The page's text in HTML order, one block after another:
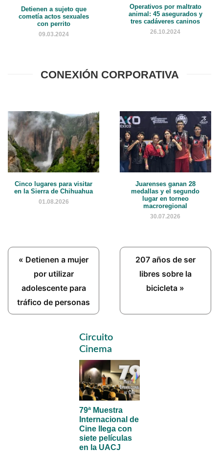
Detienen a sujeto que
cometía actos sexuales
con perrito
09.03.2024
Operativos por maltrato
animal: 45 asegurados y
tres cadáveres caninos
26.10.2024
CONEXIÓN CORPORATIVA
Cinco lugares para visitar
en la Sierra de Chihuahua
01.08.2026
Juarenses ganan 28
medallas y el segundo
lugar en torneo
macroregional
30.07.2026
Previous
Post:
« Detienen a mujer
por utilizar
adolescente para
tráfico de personas
Next
Post:
207 años de ser
libres sobre la
bicicleta »
Primary
Sidebar
Circuito
Cinema
79ª Muestra
Internacional de
Cine llega con
siete películas
en la UACJ